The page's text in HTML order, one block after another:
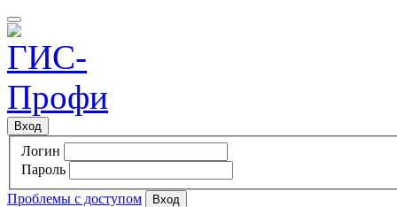
Вход
Логин
Пароль
Проблемы с доступом